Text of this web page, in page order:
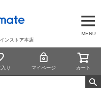
MENU
ンストア本店
り マイページ カート